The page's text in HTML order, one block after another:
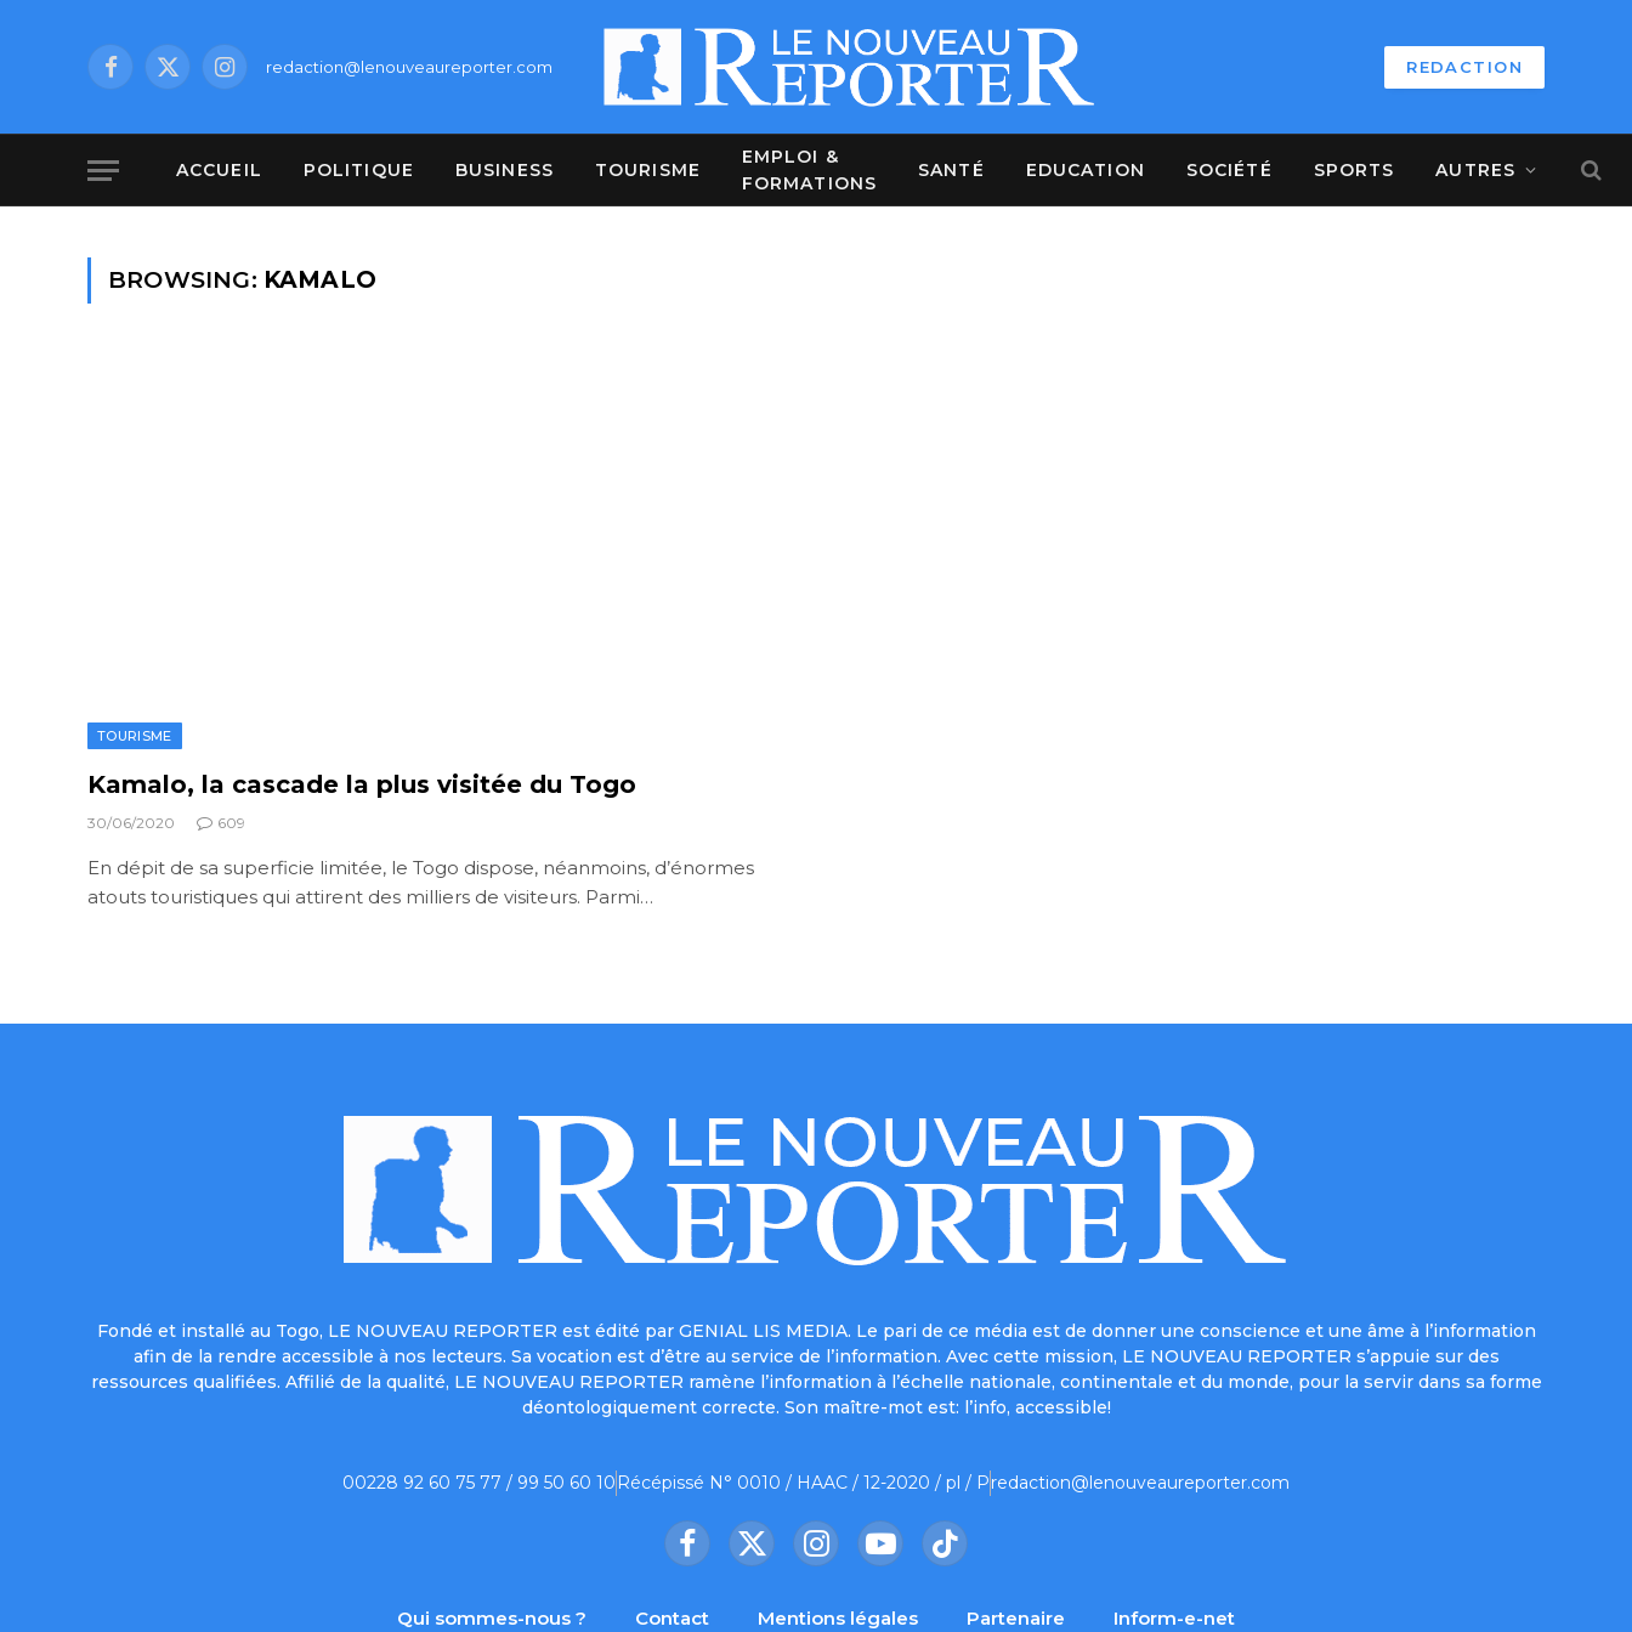
Facebook
X
Instagramredaction@lenouveaureporter.com REDACTION
ACCUEIL POLITIQUE BUSINESS TOURISME
EMPLOI &
FORMATIONS
SANTÉ EDUCATION SOCIÉTÉ SPORTS AUTRES
BROWSING: KAMALO
TOURISME
Kamalo, la cascade la plus visitée du Togo
30/06/2020 609
En dépit de sa superficie limitée, le Togo dispose, néanmoins, d’énormes
atouts touristiques qui attirent des milliers de visiteurs. Parmi…
Fondé et installé au Togo, LE NOUVEAU REPORTER est édité par GENIAL LIS MEDIA. Le pari de ce média est de donner une conscience et une âme à l’information
afin de la rendre accessible à nos lecteurs. Sa vocation est d’être au service de l’information. Avec cette mission, LE NOUVEAU REPORTER s’appuie sur des
ressources qualifiées. Affilié de la qualité, LE NOUVEAU REPORTER ramène l’information à l’échelle nationale, continentale et du monde, pour la servir dans sa forme
déontologiquement correcte. Son maître-mot est: l’info, accessible!
00228 92 60 75 77 / 99 50 60 10 Récépissé N° 0010 / HAAC / 12-2020 / pl / Predaction@lenouveaureporter.com
Facebook
X
InstagramYouTubeTikTok
Qui sommes-nous ? Contact Mentions légales Partenaire Inform-e-net